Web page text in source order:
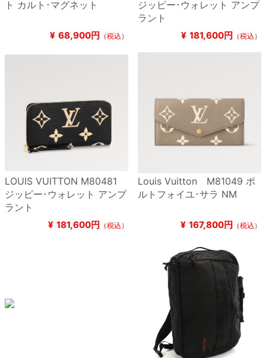
ト カルト･マグネット
¥ 68,900円 （税込）
ジッピー･ウォレット アンプ
ラント
¥ 181,600円 （税込）
LOUIS VUITTON M80481
ジッピー･ウォレット アンプ
ラント
¥ 181,600円 （税込）
Louis Vuitton M81049 ポ
ルトフォイユ･サラ NM
¥ 167,800円 （税込）